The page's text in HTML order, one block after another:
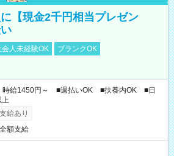
【現金2千円相当プレゼン
会人未経験OK
ブランクOK
時給1450円～ ■週払いOK ■扶養内OK ■日
上
給あり
額支給